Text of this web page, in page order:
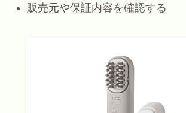
販売元や保証内容を確認する